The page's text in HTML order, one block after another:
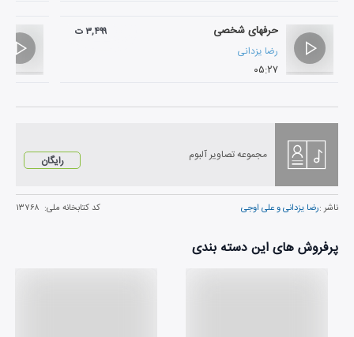
حرفهای شخصی
رضا یزدانی
۰۵:۲۷
۳,۴۹۹ ت
مجموعه تصاویر آلبوم رایگان
ناشر :رضا یزدانی و علی اوجی کد کتابخانه ملی: ۱۳۷۶۸
پرفروش های این دسته بندی